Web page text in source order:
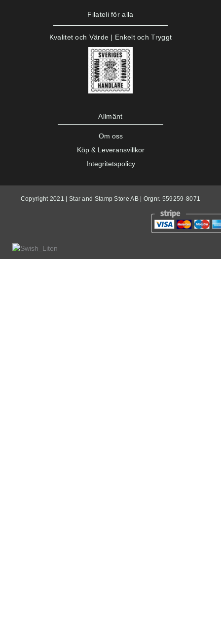
Filateli för alla
Kvalitet och Värde | Enkelt och Tryggt
Allmänt
Om oss
Köp & Leveransvillkor
Integritetspolicy
Copyright 2021 | Star and Stamp Store AB | Orgnr. 559259-8071